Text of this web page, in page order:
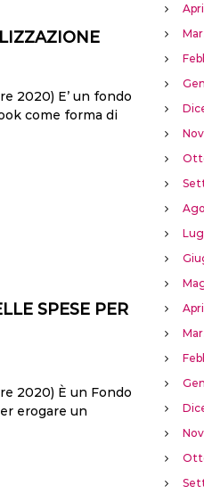
2020) E’ un fondo
come forma di
SPESE PER
2020) È un Fondo
erogare un